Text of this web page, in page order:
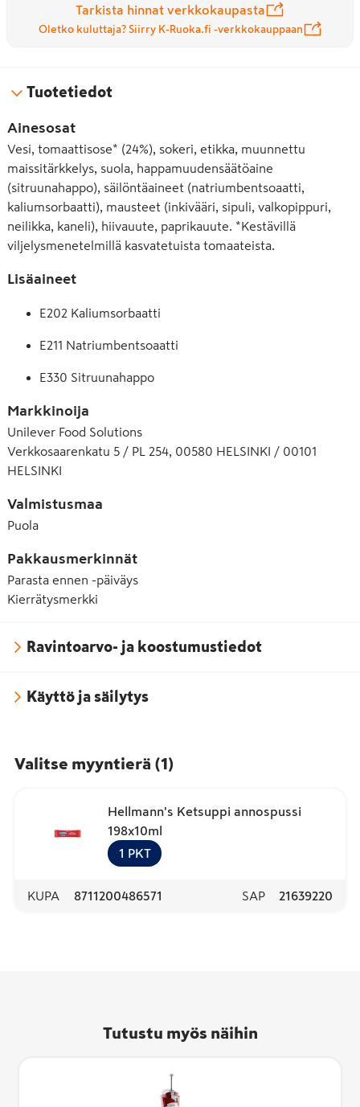
Tarkista hinnat verkkokaupasta
Oletko kuluttaja? Siirry K-Ruoka.fi -verkkokauppaan
Tuotetiedot
Ainesosat
Vesi, tomaattisose* (24%), sokeri, etikka, muunnettu
maissitärkkelys, suola, happamuudensäätöaine
(sitruunahappo), säilöntäaineet (natriumbentsoaatti,
kaliumsorbaatti), mausteet (inkivääri, sipuli, valkopippuri,
neilikka, kaneli), hiivauute, paprikauute. *Kestävillä
viljelysmenetelmillä kasvatetuista tomaateista.
Lisäaineet
E202 Kaliumsorbaatti
E211 Natriumbentsoaatti
E330 Sitruunahappo
Markkinoija
Unilever Food Solutions
Verkkosaarenkatu 5 / PL 254, 00580 HELSINKI / 00101
HELSINKI
Valmistusmaa
Puola
Pakkausmerkinnät
Parasta ennen -päiväys
Kierrätysmerkki
Ravintoarvo- ja koostumustiedot
Käyttö ja säilytys
Valitse myyntierä (1)
Hellmann's Ketsuppi annospussi
198x10ml
1 PKT
KUPA 8711200486571 SAP 21639220
Tutustu myös näihin